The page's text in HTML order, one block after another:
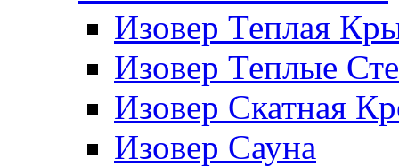
Изовер Теплая
Изовер Теплые
Изовер Скатная
Изовер Сауна